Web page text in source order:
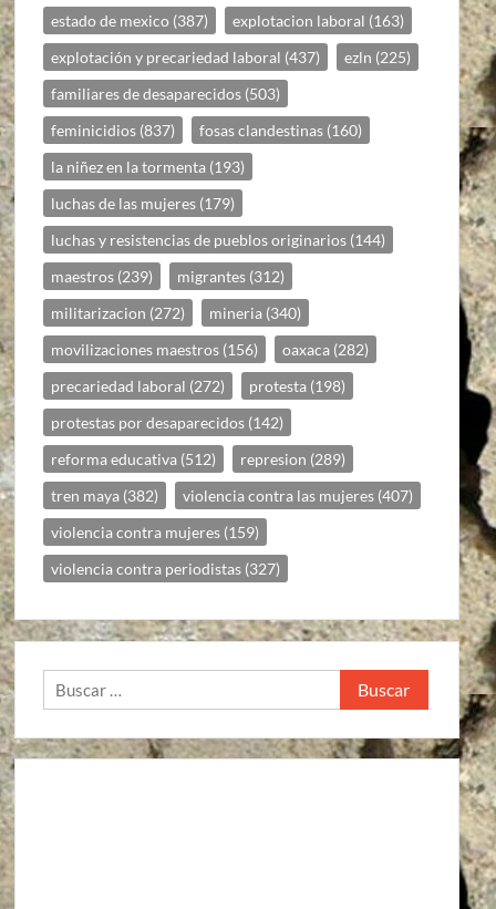
estado de mexico (387) explotacion laboral (163)
explotación y precariedad laboral (437) ezln (225)
familiares de desaparecidos (503)
feminicidios (837) fosas clandestinas (160)
la niñez en la tormenta (193)
luchas de las mujeres (179)
luchas y resistencias de pueblos originarios (144)
maestros (239) migrantes (312)
militarizacion (272) mineria (340)
movilizaciones maestros (156) oaxaca (282)
precariedad laboral (272) protesta (198)
protestas por desaparecidos (142)
reforma educativa (512) represion (289)
tren maya (382) violencia contra las mujeres (407)
violencia contra mujeres (159)
violencia contra periodistas (327)
Buscar: